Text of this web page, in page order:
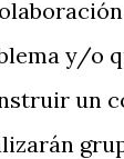
y/o
un